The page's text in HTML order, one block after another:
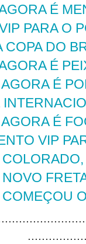
É
PARA O
COPA DO
É
É
É
VIP